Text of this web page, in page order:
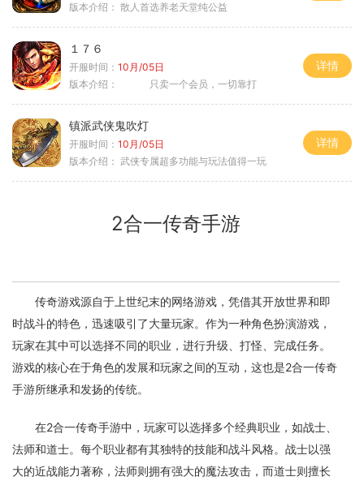
版本介绍： 散人首选养老天堂纯公益
１７６
开服时间： 10月/05日
版本介绍：
只卖一个会员，一切靠打
详情
镇派武侠鬼吹灯
开服时间： 10月/05日
版本介绍： 武侠专属超多功能与玩法值得一玩
详情
2合一传奇手游
传奇游戏源自于上世纪末的网络游戏，凭借其开放世界和即
时战斗的特色，迅速吸引了大量玩家。作为一种角色扮演游戏，
玩家在其中可以选择不同的职业，进行升级、打怪、完成任务。
游戏的核心在于角色的发展和玩家之间的互动，这也是2合一传奇
手游所继承和发扬的传统。
在2合一传奇手游中，玩家可以选择多个经典职业，如战士、
法师和道士。每个职业都有其独特的技能和战斗风格。战士以强
大的近战能力著称，法师则拥有强大的魔法攻击，而道士则擅长